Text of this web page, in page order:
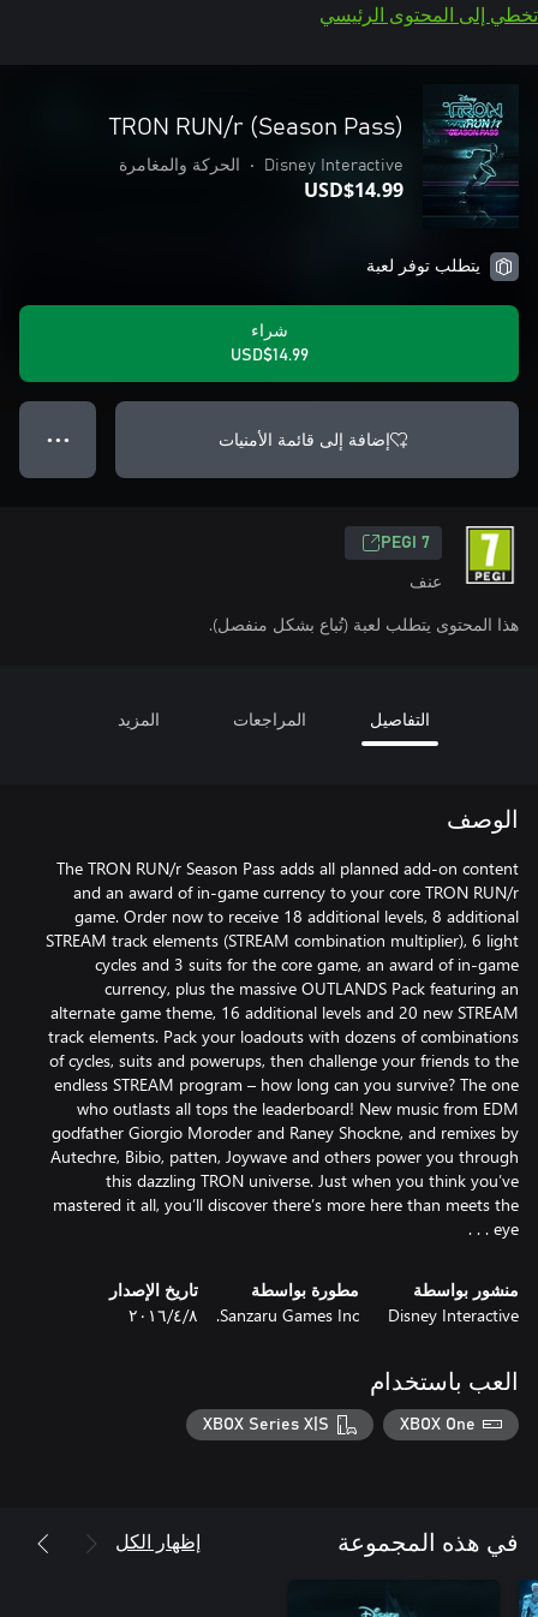
تخطي إلى المحتوى الرئيسي
TRON RUN/r (Season Pass)
Disney Interactive
• الحركة والمغامرة
USD$14.99
يتطلب توفر لعبة
شراء
USD$14.99
إضافة إلى قائمة الأمنيات ● ● ●
PEGI 7
عنف
هذا المحتوى يتطلب لعبة (تُباع بشكل منفصل).
التفاصيل المراجعات المزيد
الوصف
The TRON RUN/r Season Pass adds all planned add-on content
and an award of in-game currency to your core TRON RUN/r
game. Order now to receive 18 additional levels, 8 additional
STREAM track elements (STREAM combination multiplier), 6 light
cycles and 3 suits for the core game, an award of in-game
currency, plus the massive OUTLANDS Pack featuring an
alternate game theme, 16 additional levels and 20 new STREAM
track elements. Pack your loadouts with dozens of combinations
of cycles, suits and powerups, then challenge your friends to the
endless STREAM program – how long can you survive? The one
who outlasts all tops the leaderboard! New music from EDM
godfather Giorgio Moroder and Raney Shockne, and remixes by
Autechre, Bibio, patten, Joywave and others power you through
this dazzling TRON universe. Just when you think you’ve
mastered it all, you’ll discover there’s more here than meets the
eye . . .
منشور بواسطة
Disney Interactive
مطورة بواسطة
Sanzaru Games Inc.
تاريخ الإصدار
٨‏/٤‏/٢٠١٦
العب باستخدام
XBOX One
XBOX Series X|S
في هذه المجموعة إظهار الكل